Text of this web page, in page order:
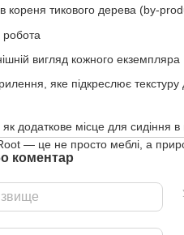
кореня тикового дерева (by-
робота
вигляд кожного екземпляра
яке підкреслює текстуру
як додаткове місце для сидіння
— це не просто меблі, а
коментар